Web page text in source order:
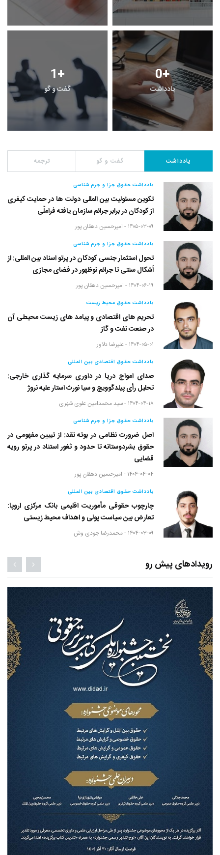
1+
گفت و گو
0+
یادداشت
یادداشت گفت و گو ترجمه
یادداشت حقوق جزا و جرم شناسی
تکوین مسئولیت بین المللی دولت ها در حمایت کیفری
از کودکان در برابر جرائم سازمان یافته فراملّی
۱۴۰۵-۰۳-۰۹ - امیرحسین دهقان پور
یادداشت حقوق جزا و جرم شناسی
تحول استثمار جنسی کودکان در پرتو اسناد بین المللی: از
اَشکال سنتی تا جرائم نوظهور در فضای مجازی
۱۴۰۴-۰۶-۱۹ - امیرحسین دهقان پور
یادداشت حقوق محیط زیست
تحریم های اقتصادی و پیامد های زیست محیطی آن
در صنعت نفت و گاز
۱۴۰۴-۰۵-۰۱ - علیرضا دلاور
یادداشت حقوق اقتصادی بین المللی
صدای امواج دریا در داوری سرمایه گذاری خارجی:
تحلیل رأی پیلدگوویچ و سیا نورث استار علیه نروژ
۱۴۰۴-۰۴-۱۸ - سید محمدامین علوی شهری
یادداشت حقوق جزا و جرم شناسی
اصل ضرورت نظامی در بوته نقد: از تبیین مفهومی در
حقوق بشردوستانه تا حدود و ثغور استناد در پرتو رویه
قضایی
۱۴۰۴-۰۴-۰۴ - امیرحسین دهقان پور
یادداشت حقوق اقتصادی بین المللی
چارچوب حقوقی مأموریت اقلیمی بانک مرکزی اروپا:
تعارض بین سیاست پولی و اهداف محیط زیستی
۱۴۰۴-۰۳-۰۹ - محمدرضا جودی وش
رویدادهای پیش رو